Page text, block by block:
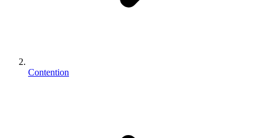
Contention